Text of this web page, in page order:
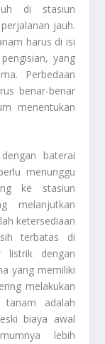
di stasiun
jauh.
harus di isi
yang
Perbedaan
benar-benar
menentukan
baterai
menunggu
ke stasiun
melanjutkan
ketersediaan
terbatas di
listrik dengan
yang memiliki
melakukan
tanam adalah
biaya awal
lebih